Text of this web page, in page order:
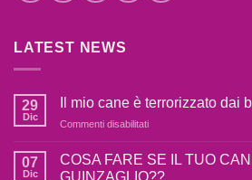
LATEST NEWS
29
Dic
Il mio cane è terrorizzato dai
Commenti disabilitati
mio
cane
07
Dic
COSA FARE SE IL TUO